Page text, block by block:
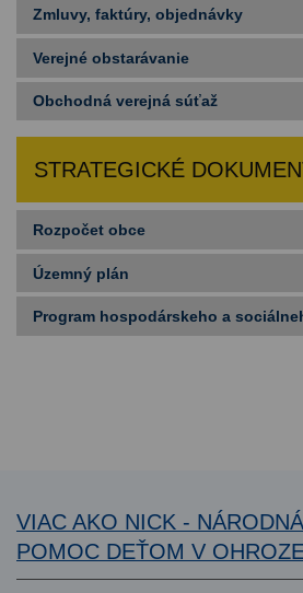
Zmluvy, faktúry, objednávky
Verejné obstarávanie
Obchodná verejná súťaž
STRATEGICKÉ
Rozpočet obce
Územný plán
Program hospodárskeho a
VIAC AKO NICK -
POMOC DEŤOM V